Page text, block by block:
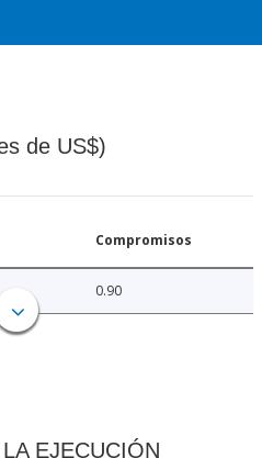
de US$)
Compromisos
0.90
EJECUCIÓN